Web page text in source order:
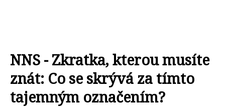
NNS - Zkratka, kterou musíte
znát: Co se skrývá za tímto
tajemným označením?